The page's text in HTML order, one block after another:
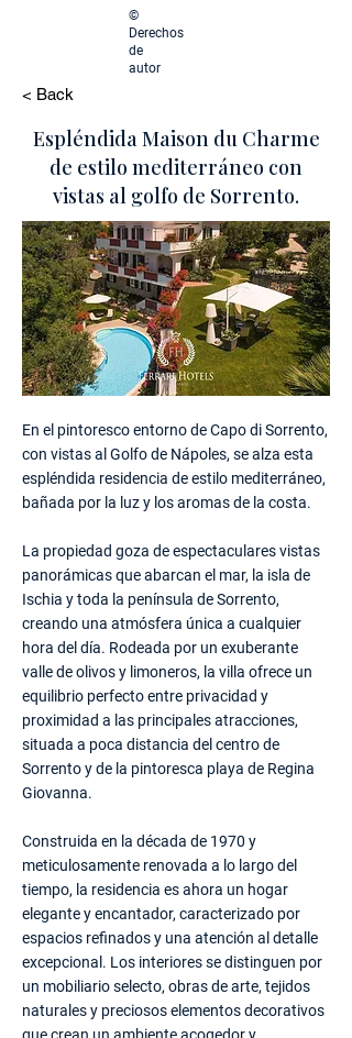
©
Derechos
de
autor
< Back
Espléndida Maison du Charme
de estilo mediterráneo con
vistas al golfo de Sorrento.
En el pintoresco entorno de Capo di Sorrento,
con vistas al Golfo de Nápoles, se alza esta
espléndida residencia de estilo mediterráneo,
bañada por la luz y los aromas de la costa.
La propiedad goza de espectaculares vistas
panorámicas que abarcan el mar, la isla de
Ischia y toda la península de Sorrento,
creando una atmósfera única a cualquier
hora del día. Rodeada por un exuberante
valle de olivos y limoneros, la villa ofrece un
equilibrio perfecto entre privacidad y
proximidad a las principales atracciones,
situada a poca distancia del centro de
Sorrento y de la pintoresca playa de Regina
Giovanna.
Construida en la década de 1970 y
meticulosamente renovada a lo largo del
tiempo, la residencia es ahora un hogar
elegante y encantador, caracterizado por
espacios refinados y una atención al detalle
excepcional. Los interiores se distinguen por
un mobiliario selecto, obras de arte, tejidos
naturales y preciosos elementos decorativos